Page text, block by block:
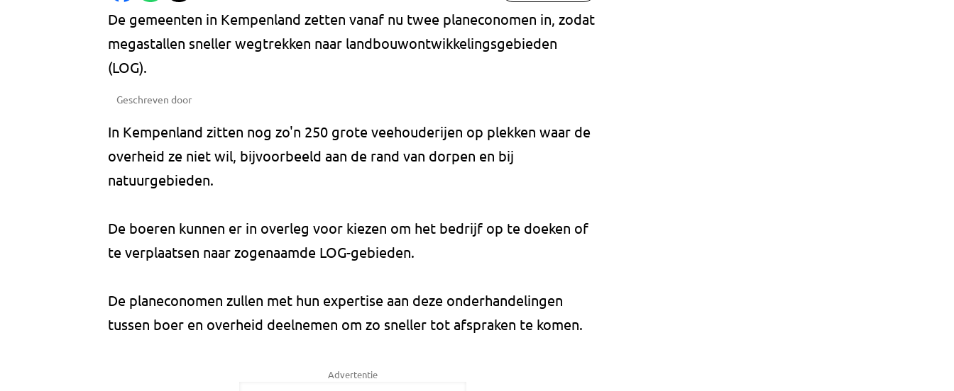
De gemeenten in Kempenland zetten vanaf nu twee planeconomen in, zodat
megastallen sneller wegtrekken naar landbouwontwikkelingsgebieden
(LOG).
Geschreven door
In Kempenland zitten nog zo'n 250 grote veehouderijen op plekken waar de
overheid ze niet wil, bijvoorbeeld aan de rand van dorpen en bij
natuurgebieden.
De boeren kunnen er in overleg voor kiezen om het bedrijf op te doeken of
te verplaatsen naar zogenaamde LOG-gebieden.
De planeconomen zullen met hun expertise aan deze onderhandelingen
tussen boer en overheid deelnemen om zo sneller tot afspraken te komen.
Advertentie